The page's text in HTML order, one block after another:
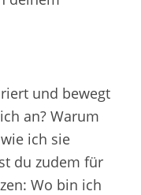
und bewegt
an? Warum
ich sie
du zudem für
Wo bin ich